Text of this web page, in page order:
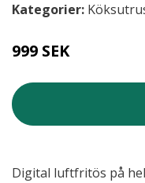
Kategorier:
999 SEK
Digital luftfritös på